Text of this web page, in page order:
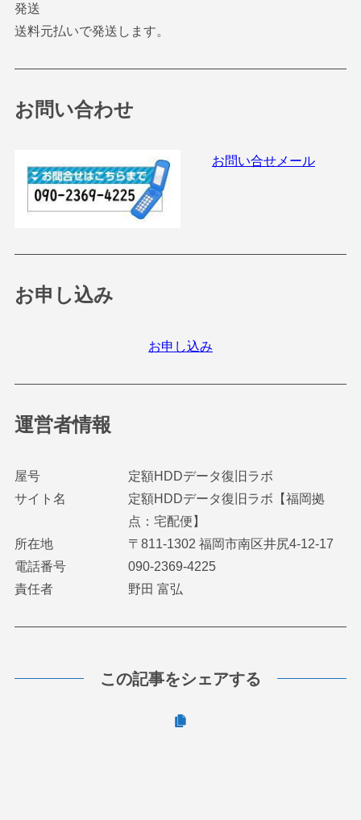
発送
送料元払いで発送します。
お問い合わせ
お問い合せメール
お申し込み
お申し込み
運営者情報
屋号
定額HDDデータ復旧ラボ
サイト名
定額HDDデータ復旧ラボ【福岡拠
点：宅配便】
所在地
〒811-1302 福岡市南区井尻4-12-17
電話番号
090-2369-4225
責任者
野田 富弘
この記事をシェアする